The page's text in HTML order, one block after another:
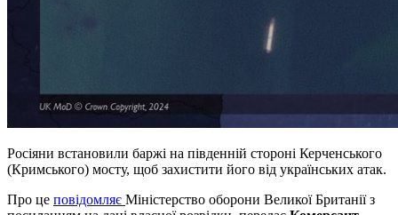
Росіяни встановили баржі на південній стороні Керченського
(Кримського) мосту, щоб захистити його від українських атак.
Про це повідомляє Міністерство оборони Великої Британії з